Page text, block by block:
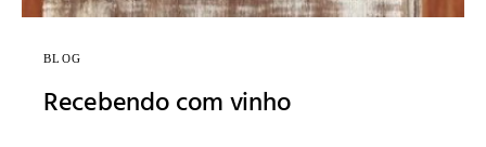
BLOG
Recebendo com vinho